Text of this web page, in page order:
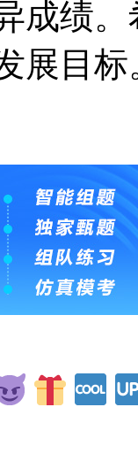
成绩
展目标